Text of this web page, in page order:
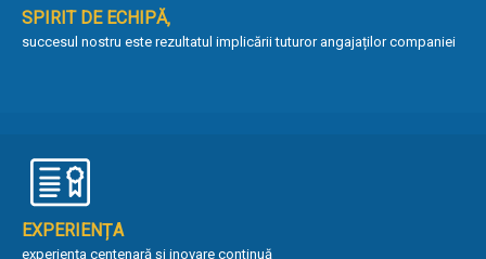
SPIRIT DE ECHIPĂ‚
succesul nostru este rezultatul implicării tuturor angajaților companiei
EXPERIENȚA
experiența centenară și inovare continuă